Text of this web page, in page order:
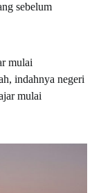
sebelum
mulai
indahnya negeri
mulai